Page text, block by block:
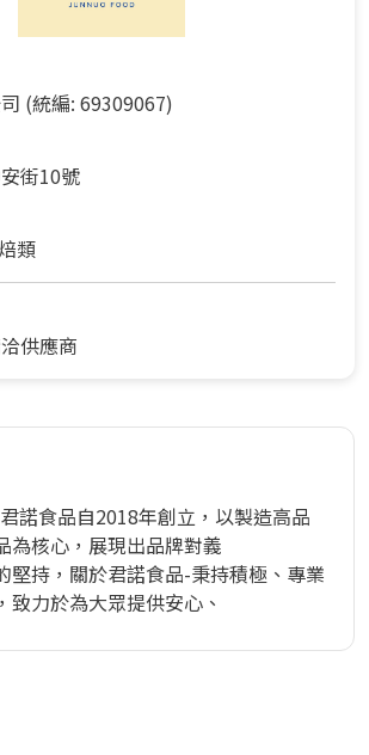
(統編: 69309067)
街10號
類
供應商
諾食品自2018年創立，以製造高品
為核心，展現出品牌對義
堅持，關於君諾食品-秉持積極、專業
致力於為大眾提供安心、
等多項國